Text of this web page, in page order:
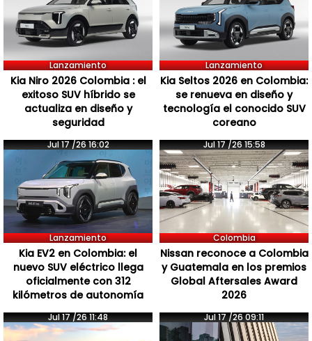
Lanzamiento
Kia Niro 2026 Colombia : el
exitoso SUV híbrido se
actualiza en diseño y
seguridad
Lanzamiento
Kia Seltos 2026 en Colombia:
se renueva en diseño y
tecnología el conocido SUV
coreano
Jul 17 /26 16:02
Lanzamiento
Kia EV2 en Colombia: el
nuevo SUV eléctrico llega
oficialmente con 312
kilómetros de autonomía
Jul 17 /26 15:58
Colombia
Nissan reconoce a Colombia
y Guatemala en los premios
Global Aftersales Award
2026
Jul 17 /26 11:48 Jul 17 /26 09:11